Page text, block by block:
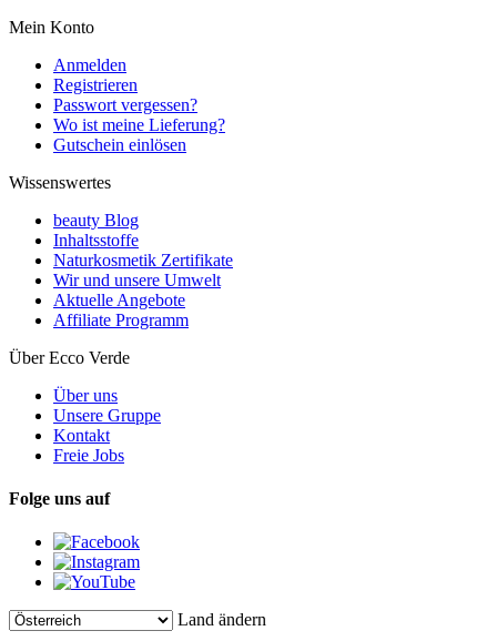
Mein Konto
Anmelden
Registrieren
Passwort vergessen?
Wo ist meine Lieferung?
Gutschein einlösen
Wissenswertes
beauty Blog
Inhaltsstoffe
Naturkosmetik Zertifikate
Wir und unsere Umwelt
Aktuelle Angebote
Affiliate Programm
Über Ecco Verde
Über uns
Unsere Gruppe
Kontakt
Freie Jobs
Folge uns auf
Land ändern